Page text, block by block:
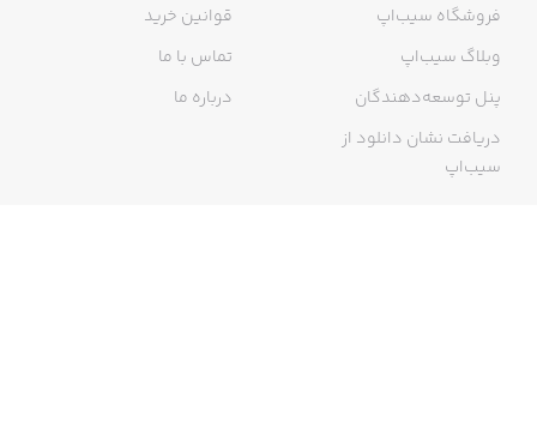
فروشگاه سیب‌اپ
وبلاگ سیب‌اپ
پنل توسعه‌دهندگان
دریافت نشان دانلود از
سیب‌اپ
قوانین خرید
تماس با ما
درباره ما